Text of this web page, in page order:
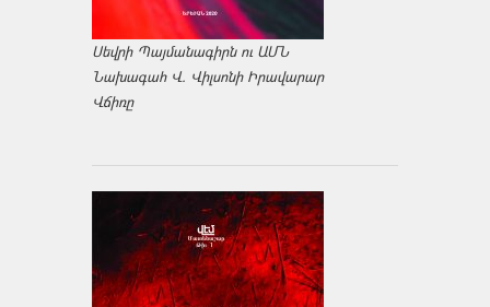
Սեվրի Պայմանագիրն ու ԱՄՆ
Նախագահ Վ. Վիլսոնի Իրավարար
Վճիռը